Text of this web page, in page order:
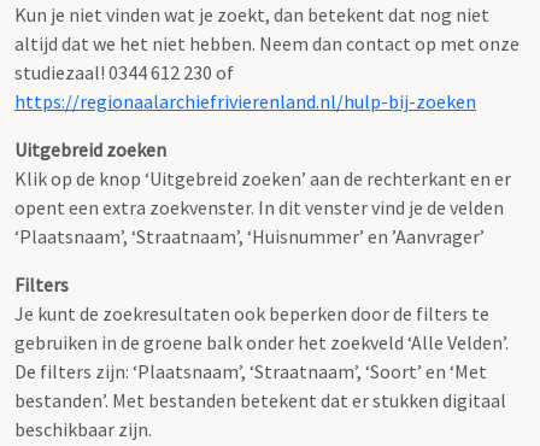
Kun je niet vinden wat je zoekt, dan betekent dat nog niet
altijd dat we het niet hebben. Neem dan contact op met onze
studiezaal! 0344 612 230 of
https://regionaalarchiefrivierenland.nl/hulp-bij-zoeken
Uitgebreid zoeken
Klik op de knop ‘Uitgebreid zoeken’ aan de rechterkant en er
opent een extra zoekvenster. In dit venster vind je de velden
‘Plaatsnaam’, ‘Straatnaam’, ‘Huisnummer’ en ’Aanvrager’
Filters
Je kunt de zoekresultaten ook beperken door de filters te
gebruiken in de groene balk onder het zoekveld ‘Alle Velden’.
De filters zijn: ‘Plaatsnaam’, ‘Straatnaam’, ‘Soort’ en ‘Met
bestanden’. Met bestanden betekent dat er stukken digitaal
beschikbaar zijn.